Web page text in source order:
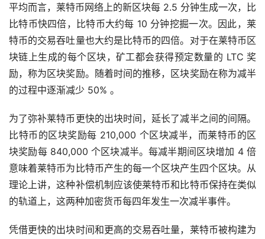
平均而言，莱特币网络上的新区块每 2.5 分钟生成一次，比
比特币快四倍，比特币大约每 10 分钟挖掘一次。因此，莱
特币的交易吞吐量也大约是比特币的四倍。对于在莱特币区
块链上生成的每个区块，矿工都会获得预定数量的 LTC 奖
励，称为区块奖励。随着时间的推移，区块奖励在称为减半
的过程中逐渐减少 50% 。
为了弥补莱特币更快的出块时间，延长了减半之间的间隔。
比特币的区块奖励每 210,000 个区块减半，而莱特币的区
块奖励每 840,000 个区块减半。每减半期间区块增加 4 倍
意味着莱特币为比特币产生的每一个区块产生四个区块。从
理论上讲，这种补偿机制应该使莱特币和比特币保持在类似
的轨道上，这两种加密货币每四年发生一次减半事件。
凭借更快的出块时间和更高的交易吞吐量，莱特币被构建为